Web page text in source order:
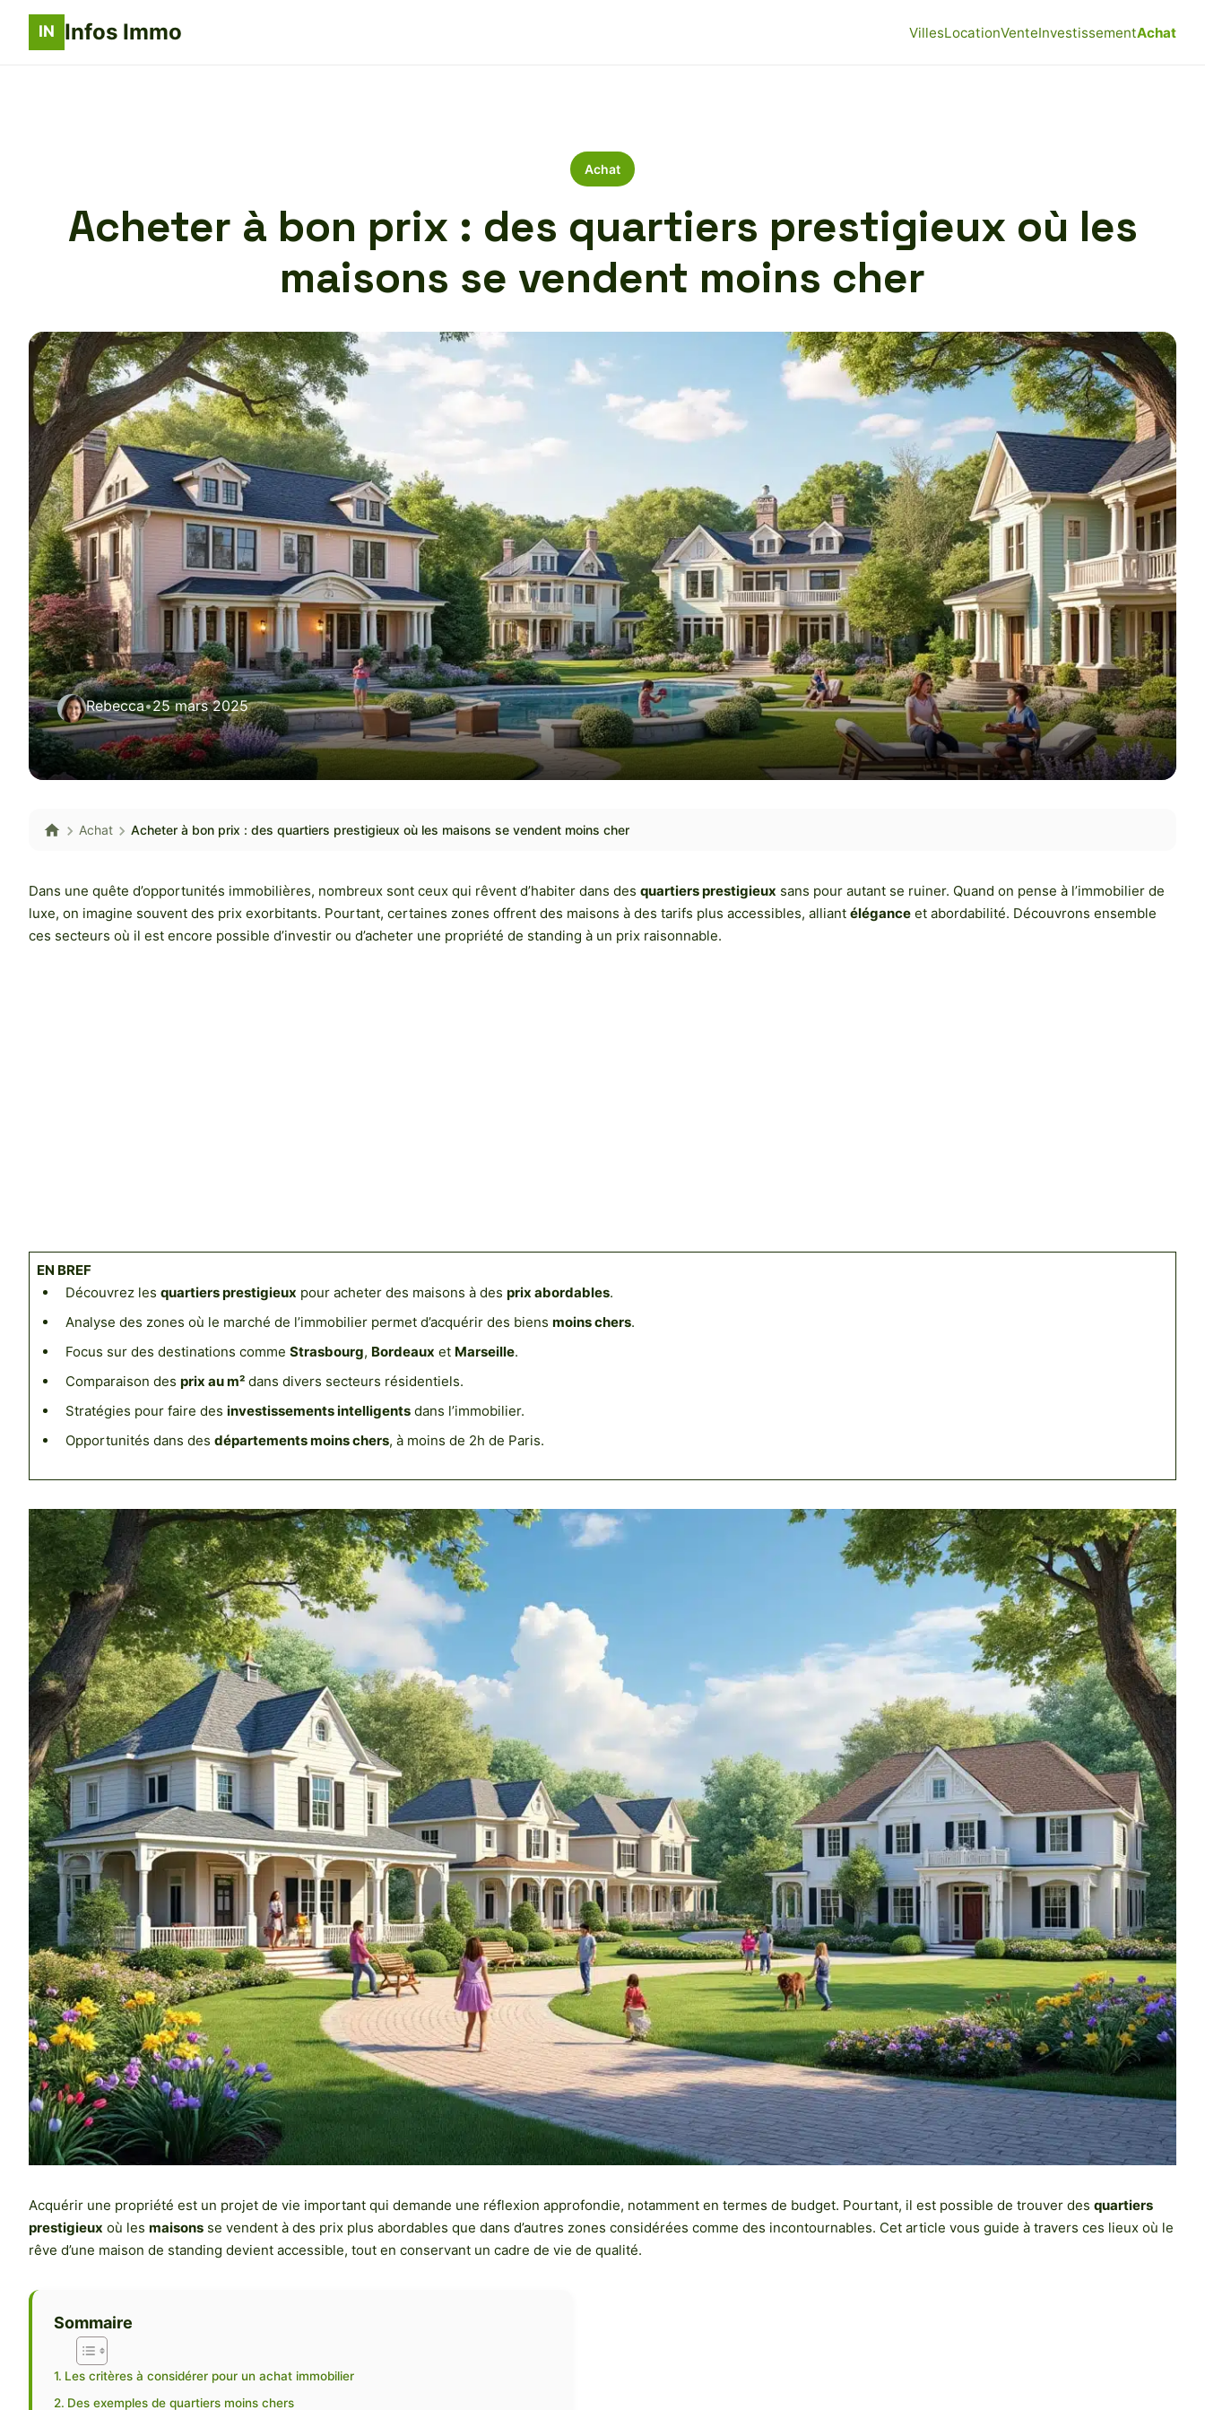
Infos Immo VillesLocationVenteInvestissementAchat
Achat
Acheter à bon prix : des quartiers prestigieux où les
maisons se vendent moins cher
Rebecca•25 mars 2025
Achat Acheter à bon prix : des quartiers prestigieux où les maisons se vendent moins cher
Dans une quête d’opportunités immobilières, nombreux sont ceux qui rêvent d’habiter dans des quartiers prestigieux sans pour autant se ruiner. Quand on pense à l’immobilier de
luxe, on imagine souvent des prix exorbitants. Pourtant, certaines zones offrent des maisons à des tarifs plus accessibles, alliant élégance et abordabilité. Découvrons ensemble
ces secteurs où il est encore possible d’investir ou d’acheter une propriété de standing à un prix raisonnable.
EN BREF
Découvrez les quartiers prestigieux pour acheter des maisons à des prix abordables.
Analyse des zones où le marché de l’immobilier permet d’acquérir des biens moins chers.
Focus sur des destinations comme Strasbourg, Bordeaux et Marseille.
Comparaison des prix au m²dans divers secteurs résidentiels.
Stratégies pour faire des investissements intelligentsdans l’immobilier.
Opportunités dans des départements moins chers, à moins de 2h de Paris.
Acquérir une propriété est un projet de vie important qui demande une réflexion approfondie, notamment en termes de budget. Pourtant, il est possible de trouver des quartiers
prestigieux où les maisons se vendent à des prix plus abordables que dans d’autres zones considérées comme des incontournables. Cet article vous guide à travers ces lieux où le
rêve d’une maison de standing devient accessible, tout en conservant un cadre de vie de qualité.
Sommaire
Les critères à considérer pour un achat immobilier
Des exemples de quartiers moins chers